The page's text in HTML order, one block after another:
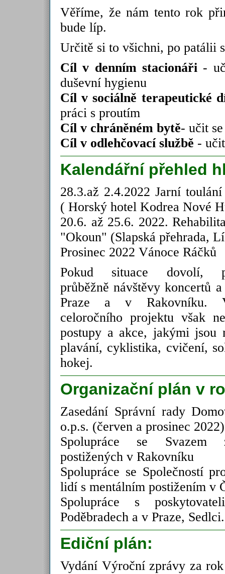
Věříme, že nám tento rok
bude líp.
Určitě si to všichni, po patálii
Cíl v denním stacionáři -
duševní hygienu
Cíl v sociálně terapeutické
práci s proutím
Cíl v chráněném bytě- učit
Cíl v odlehčovací službě -
Kalendářní přehled
28.3.až 2.4.2022 Jarní toulání
( Horský hotel Kodrea Nové
20.6. až 25.6. 2022.
"Okoun" (Slapská přehrada,
Prosinec 2022 Vánoce Ráčků
Pokud situace dovolí,
průběžně návštěvy koncertů
Praze a v Rakovníku.
celoročního projektu však
postupy a akce, jakými jsou
plavání, cyklistika, cvičení,
hokej.
Organizační plán v
Zasedání Správní rady
o.p.s. (červen a prosinec
Spolupráce se Svazem
postižených v Rakovníku
Spolupráce se Společností
lidí s mentálním postižením v
Spolupráce s
Poděbradech a v Praze, Sedlci.
Ediční plán:
Vydání Výroční zprávy za